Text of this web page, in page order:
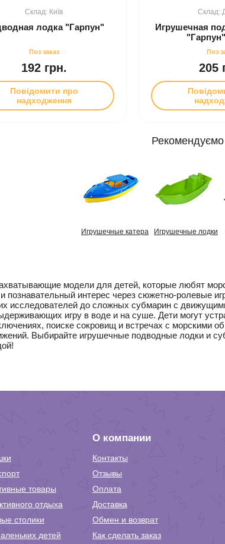
Київ
лодка "Гарпун"
192 грн.
Повідомити про
надходження
Игрушечная
205
Игрушечные катера Игрушечные лодки
модели для детей, которые любят
познавательный интерес через сюжетно-ролевые
исследователей до сложных субмарин с
игру в воде и на суше. Дети могут
поиске сокровищ и встречах с морскими
Выбирайте игрушечные подводные лодки и
товары
отдыха
столики
детей
О компании
Контакты
Отзывы
Оплата
Доставка
Обмен и возврат
Как сделать заказ